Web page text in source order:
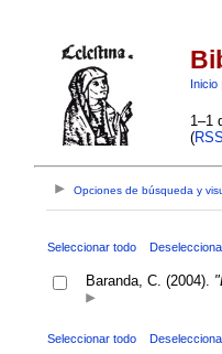
Inicio
1–1
(RSS
Opciones de búsqueda y
Seleccionar todo
Baranda, C. (2004).
Seleccionar todo